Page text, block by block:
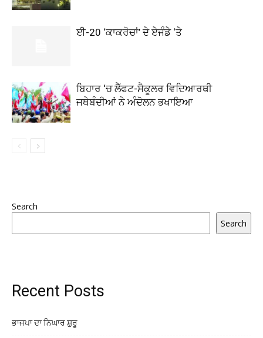
ਈ-20 ‘ਕਾਕਰੋਚਾਂ’ ਦੇ ਏਜੰਡੇ ‘ਤੇ
ਬਿਹਾਰ ‘ਚ ਲੈੱਫਟ-ਸੈਕੂਲਰ ਵਿਦਿਆਰਥੀ
ਜਥੇਬੰਦੀਆਂ ਨੇ ਅੰਦੋਲਨ ਭਖਾਇਆ
Search
Search
Recent Posts
ਭਾਜਪਾ ਦਾ ਨਿਘਾਰ ਸ਼ੁਰੂ